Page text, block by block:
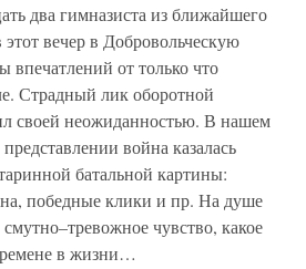
два гимназиста из ближайшего
вечер в Добровольческую
от только что
Страдный лик оборотной
своей неожиданностью. В нашем
война казалась
батальной картины:
победные клики и пр. На душе
смутно–тревожное чувство, какое
в жизни…